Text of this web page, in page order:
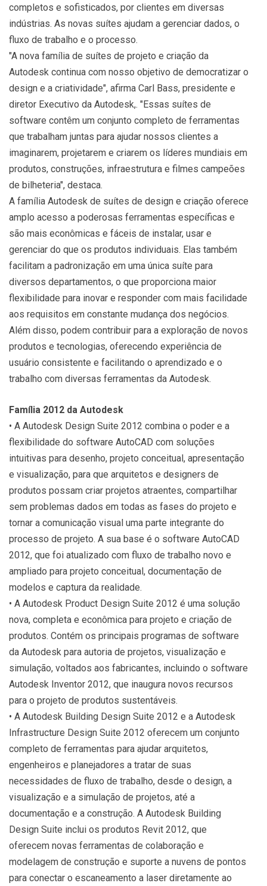
completos e sofisticados, por clientes em diversas
indústrias. As novas suítes ajudam a gerenciar dados, o
fluxo de trabalho e o processo.
"A nova família de suítes de projeto e criação da
Autodesk continua com nosso objetivo de democratizar o
design e a criatividade", afirma Carl Bass, presidente e
diretor Executivo da Autodesk,. "Essas suítes de
software contêm um conjunto completo de ferramentas
que trabalham juntas para ajudar nossos clientes a
imaginarem, projetarem e criarem os líderes mundiais em
produtos, construções, infraestrutura e filmes campeões
de bilheteria", destaca.
A família Autodesk de suítes de design e criação oferece
amplo acesso a poderosas ferramentas específicas e
são mais econômicas e fáceis de instalar, usar e
gerenciar do que os produtos individuais. Elas também
facilitam a padronização em uma única suíte para
diversos departamentos, o que proporciona maior
flexibilidade para inovar e responder com mais facilidade
aos requisitos em constante mudança dos negócios.
Além disso, podem contribuir para a exploração de novos
produtos e tecnologias, oferecendo experiência de
usuário consistente e facilitando o aprendizado e o
trabalho com diversas ferramentas da Autodesk.
Família 2012 da Autodesk
• A Autodesk Design Suite 2012 combina o poder e a
flexibilidade do software AutoCAD com soluções
intuitivas para desenho, projeto conceitual, apresentação
e visualização, para que arquitetos e designers de
produtos possam criar projetos atraentes, compartilhar
sem problemas dados em todas as fases do projeto e
tornar a comunicação visual uma parte integrante do
processo de projeto. A sua base é o software AutoCAD
2012, que foi atualizado com fluxo de trabalho novo e
ampliado para projeto conceitual, documentação de
modelos e captura da realidade.
• A Autodesk Product Design Suite 2012 é uma solução
nova, completa e econômica para projeto e criação de
produtos. Contém os principais programas de software
da Autodesk para autoria de projetos, visualização e
simulação, voltados aos fabricantes, incluindo o software
Autodesk Inventor 2012, que inaugura novos recursos
para o projeto de produtos sustentáveis.
• A Autodesk Building Design Suite 2012 e a Autodesk
Infrastructure Design Suite 2012 oferecem um conjunto
completo de ferramentas para ajudar arquitetos,
engenheiros e planejadores a tratar de suas
necessidades de fluxo de trabalho, desde o design, a
visualização e a simulação de projetos, até a
documentação e a construção. A Autodesk Building
Design Suite inclui os produtos Revit 2012, que
oferecem novas ferramentas de colaboração e
modelagem de construção e suporte a nuvens de pontos
para conectar o escaneamento a laser diretamente ao